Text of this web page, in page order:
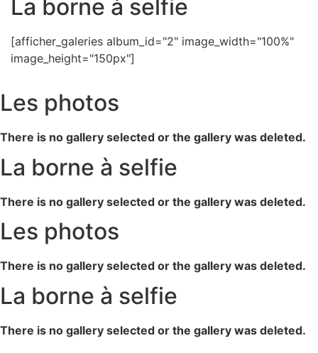
La borne à selfie
[afficher_galeries album_id="2" image_width="100%"
image_height="150px"]
Les photos
There is no gallery selected or the gallery was deleted.
La borne à selfie
There is no gallery selected or the gallery was deleted.
Les photos
There is no gallery selected or the gallery was deleted.
La borne à selfie
There is no gallery selected or the gallery was deleted.